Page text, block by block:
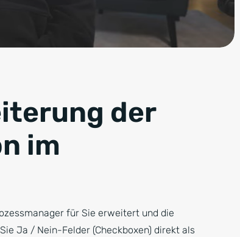
der
im
für Sie erweitert und die
Ja / Nein-Felder (Checkboxen) direkt als